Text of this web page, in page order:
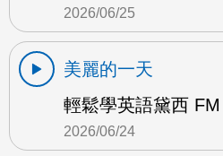
2026/06/25
美麗的一天
輕鬆學英語黛西 FM
2026/06/24